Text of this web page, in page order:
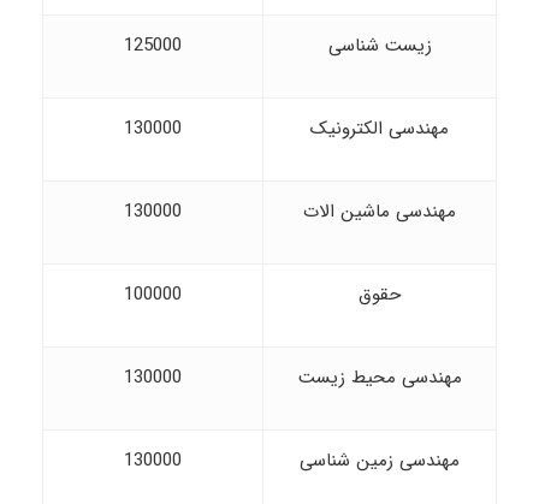
زیست شناسی 125000
مهندسی الکترونیک 130000
مهندسی ماشین الات 130000
حقوق 100000
مهندسی محیط زیست 130000
مهندسی زمین شناسی 130000